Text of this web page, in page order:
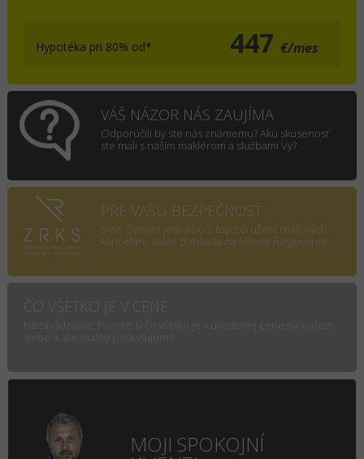
Hypotéka pri 80% od* 447€/mes
VÁŠ NÁZOR NÁS ZAUJÍMA
Odporúčili by ste nás známemu? Aku skúsenosť
ste mali s naším maklérom a službami Vy?
PRE VAŠU BEZPEČNOSŤ
Sme členom jedného z top združení realitných
kancelárii, ktoré dohliada na férove fungovanie.
ČO VŠETKO JE V CENE
MOJI SPOKOJNÍ